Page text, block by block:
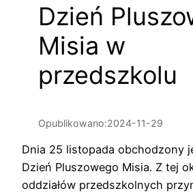
Dzień
Misia w
przedszkolu
Opublikowano:2024-11-29
Dnia 25 listopada obchodzony
Dzień Pluszowego Misia. Z tej
oddziałów przedszkolnych